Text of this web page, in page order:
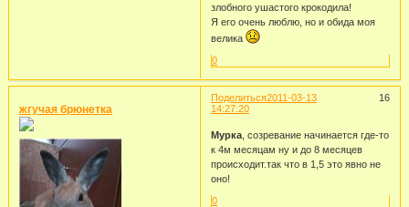
злобного ушастого крокодила!
Я его очень люблю, но и обида моя
велика
0
Поделиться 16
2011-03-13
14:27:20
жгучая брюнетка
Мурка, созревание начинается где-то
к 4м месяцам ну и до 8 месяцев
происходит.так что в 1,5 это явно не
оно!
0